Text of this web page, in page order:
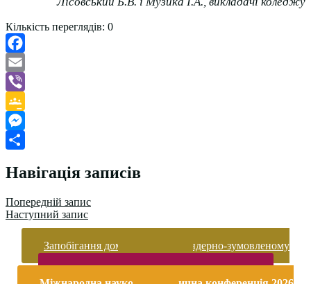
Кількість переглядів: 0
Facebook
Email
Viber
Google
Classroom
Messenger
Навігація записів
Попередній запис
Наступний запис
Запобігання домашньому та гендерно-зумовленому